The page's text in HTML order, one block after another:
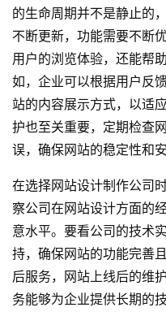
的生命周期并不是静止的
不断更新，功能需要不断
用户的浏览体验，还能帮
如，企业可以根据用户反
站的内容展示方式，以适
护也至关重要，定期检查
误，确保网站的稳定性和安
在选择网站设计制作公司
察公司在网站设计方面的
意水平。要看公司的技术
持，确保网站的功能完善
后服务，网站上线后的维
务能够为企业提供长期的技